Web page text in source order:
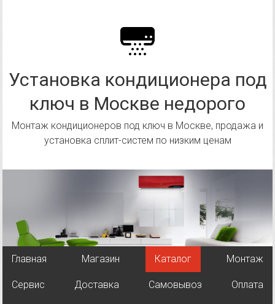
Установка кондиционера под
ключ в Москве недорого
Монтаж кондиционеров под ключ в Москве, продажа и
установка сплит-систем по низким ценам
Главная Магазин Каталог Монтаж
Сервис Доставка Самовывоз Оплата